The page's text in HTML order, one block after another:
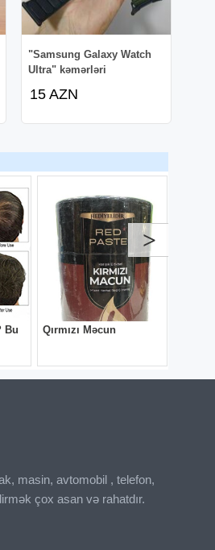
"Samsung Galaxy Watch
Ultra" kəmərləri
15 AZN
masin, avtomobil , telefon,
çox asan və rahatdır.